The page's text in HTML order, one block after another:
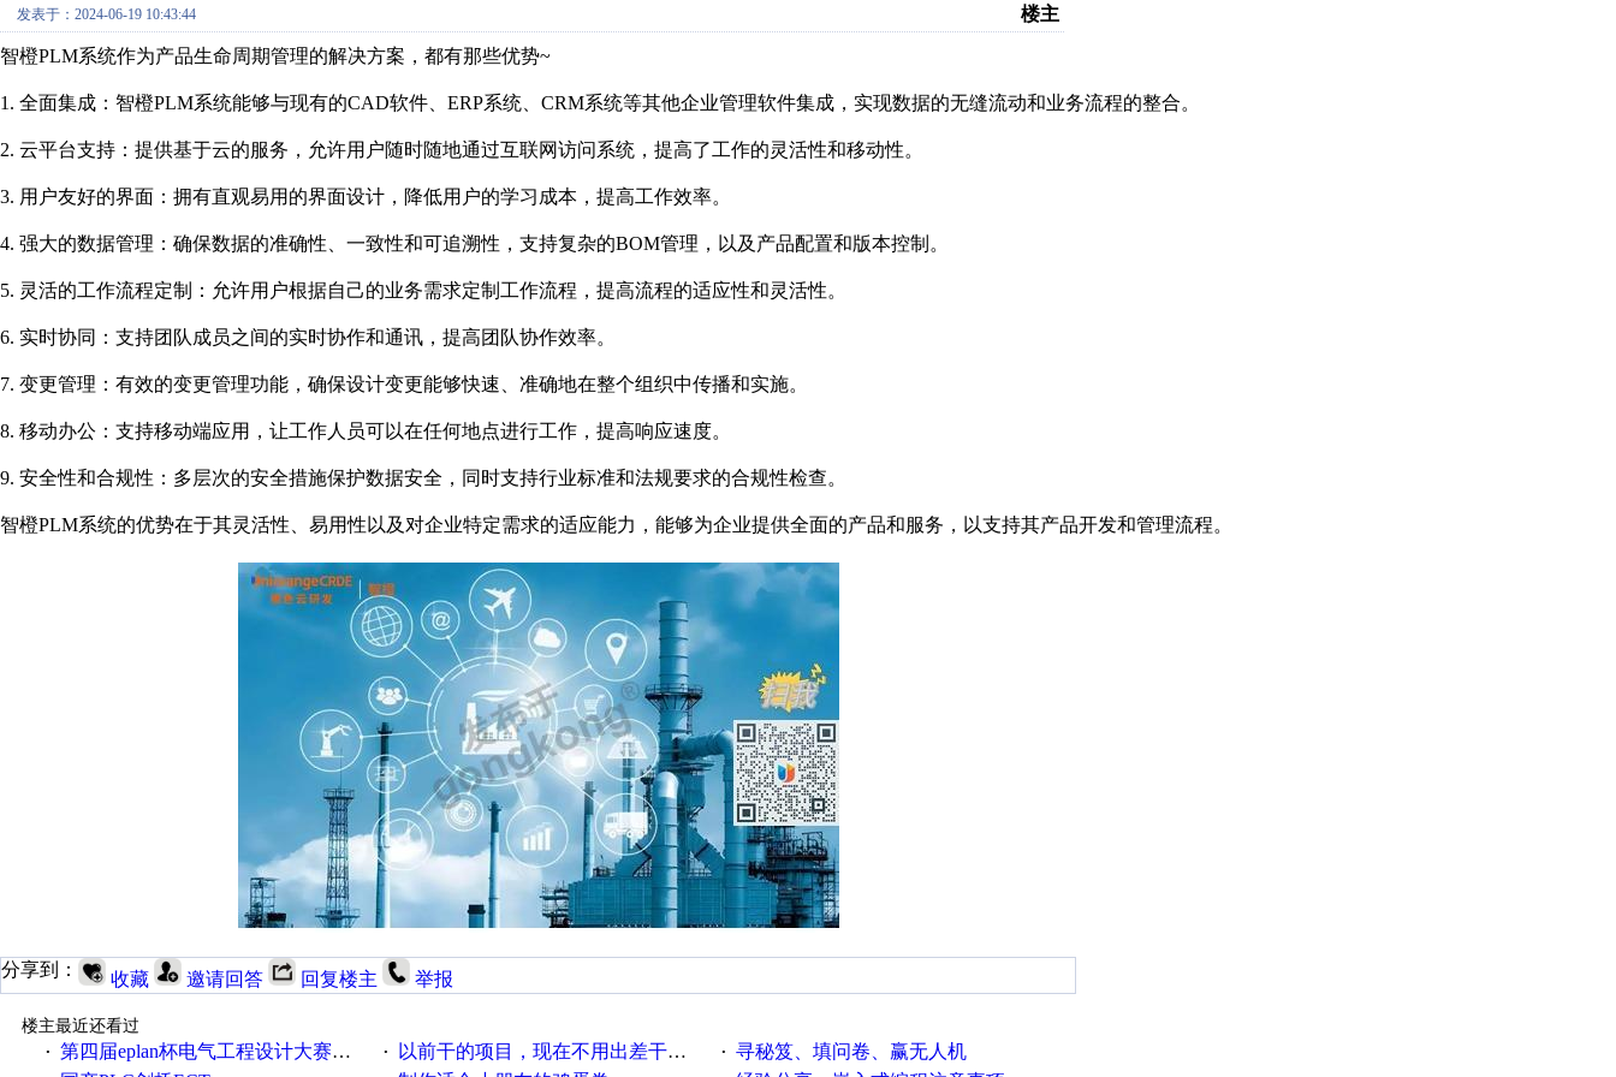
发表于：2024-06-19 10:43:44 楼主
智橙PLM系统作为产品生命周期管理的解决方案，都有那些优势~
1. 全面集成：智橙PLM系统能够与现有的CAD软件、ERP系统、CRM系统等其他企业管理软件集成，实现数据的无缝流动和业务流程的整合。
2. 云平台支持：提供基于云的服务，允许用户随时随地通过互联网访问系统，提高了工作的灵活性和移动性。
3. 用户友好的界面：拥有直观易用的界面设计，降低用户的学习成本，提高工作效率。
4. 强大的数据管理：确保数据的准确性、一致性和可追溯性，支持复杂的BOM管理，以及产品配置和版本控制。
5. 灵活的工作流程定制：允许用户根据自己的业务需求定制工作流程，提高流程的适应性和灵活性。
6. 实时协同：支持团队成员之间的实时协作和通讯，提高团队协作效率。
7. 变更管理：有效的变更管理功能，确保设计变更能够快速、准确地在整个组织中传播和实施。
8. 移动办公：支持移动端应用，让工作人员可以在任何地点进行工作，提高响应速度。
9. 安全性和合规性：多层次的安全措施保护数据安全，同时支持行业标准和法规要求的合规性检查。
智橙PLM系统的优势在于其灵活性、易用性以及对企业特定需求的适应能力，能够为企业提供全面的产品和服务，以支持其产品开发和管理流程。
分享到： 收藏 邀请回答 回复楼主 举报
楼主最近还看过
· 第四届eplan杯电气工程设计大赛报名啦！！！ · 以前干的项目，现在不用出差干项目了，好怀念 · 寻秘笈、填问卷、赢无人机